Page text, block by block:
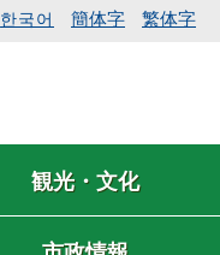
한국어 簡体字 繁体字
観光・文化